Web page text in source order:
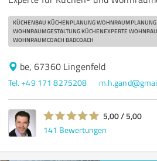
KÜCHENBAU KÜCHENPLANUNG
WOHNRAUMGESTALTUNG KÜCHENEXPERTE
WOHNRAUMCOACH BADCOACH
be, 67360 Lingenfeld
Tel. +49 171 8275208
5,00 / 5,00
141 Bewertungen